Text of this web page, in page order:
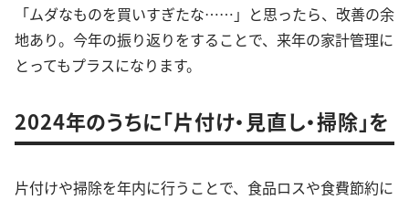
「ムダなものを買いすぎたな……」と思ったら、改善の余
地あり。今年の振り返りをすることで、来年の家計管理に
とってもプラスになります。
2024年のうちに「片付け・見直し・掃除」を
片付けや掃除を年内に行うことで、食品ロスや食費節約に